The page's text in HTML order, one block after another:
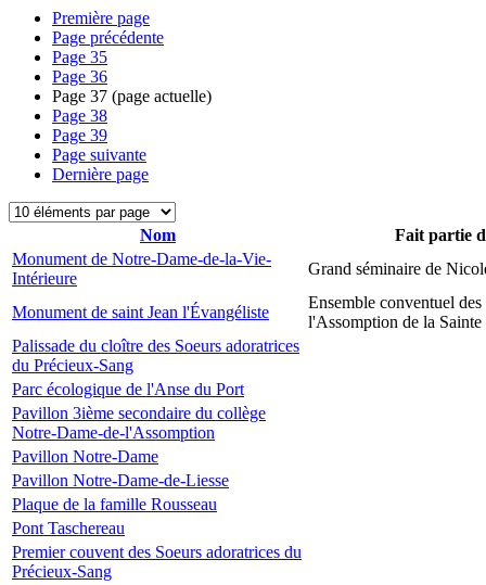
Première page
Page précédente
Page 35
Page 36
Page 37 (page actuelle)
Page 38
Page 39
Page suivante
Dernière page
Nom
Fait partie
Monument de Notre-Dame-de-la-Vie-
Intérieure
Grand séminaire de
Monument de saint Jean l'Évangéliste
Ensemble conventuel des
l'Assomption de la
Palissade du cloître des Soeurs adoratrices
du Précieux-Sang
Parc écologique de l'Anse du Port
Pavillon 3ième secondaire du collège
Notre-Dame-de-l'Assomption
Pavillon Notre-Dame
Pavillon Notre-Dame-de-Liesse
Plaque de la famille Rousseau
Pont Taschereau
Premier couvent des Soeurs adoratrices du
Précieux-Sang